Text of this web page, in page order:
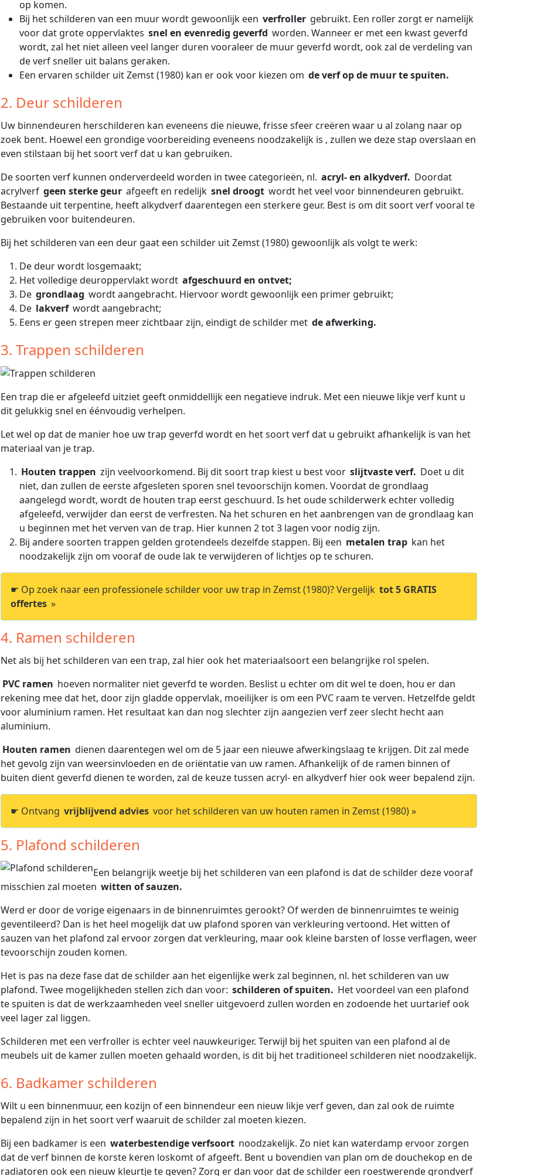
op komen.
Bij het schilderen van een muur wordt gewoonlijk een verfroller gebruikt. Een roller zorgt er namelijk
voor dat grote oppervlaktes snel en evenredig geverfd worden. Wanneer er met een kwast geverfd
wordt, zal het niet alleen veel langer duren vooraleer de muur geverfd wordt, ook zal de verdeling van
de verf sneller uit balans geraken.
Een ervaren schilder uit Zemst (1980) kan er ook voor kiezen om de verf op de muur te spuiten.
2. Deur schilderen
Uw binnendeuren herschilderen kan eveneens die nieuwe, frisse sfeer creëren waar u al zolang naar op
zoek bent. Hoewel een grondige voorbereiding eveneens noodzakelijk is , zullen we deze stap overslaan en
even stilstaan bij het soort verf dat u kan gebruiken.
De soorten verf kunnen onderverdeeld worden in twee categorieën, nl. acryl- en alkydverf. Doordat
acrylverf geen sterke geur afgeeft en redelijk snel droogt wordt het veel voor binnendeuren gebruikt.
Bestaande uit terpentine, heeft alkydverf daarentegen een sterkere geur. Best is om dit soort verf vooral te
gebruiken voor buitendeuren.
Bij het schilderen van een deur gaat een schilder uit Zemst (1980) gewoonlijk als volgt te werk:
De deur wordt losgemaakt;
Het volledige deuroppervlakt wordt afgeschuurd en ontvet;
De grondlaag wordt aangebracht. Hiervoor wordt gewoonlijk een primer gebruikt;
De lakverf wordt aangebracht;
Eens er geen strepen meer zichtbaar zijn, eindigt de schilder met de afwerking.
3. Trappen schilderen
Een trap die er afgeleefd uitziet geeft onmiddellijk een negatieve indruk. Met een nieuwe likje verf kunt u
dit gelukkig snel en éénvoudig verhelpen.
Let wel op dat de manier hoe uw trap geverfd wordt en het soort verf dat u gebruikt afhankelijk is van het
materiaal van je trap.
Houten trappen zijn veelvoorkomend. Bij dit soort trap kiest u best voor slijtvaste verf. Doet u dit
niet, dan zullen de eerste afgesleten sporen snel tevoorschijn komen. Voordat de grondlaag
aangelegd wordt, wordt de houten trap eerst geschuurd. Is het oude schilderwerk echter volledig
afgeleefd, verwijder dan eerst de verfresten. Na het schuren en het aanbrengen van de grondlaag kan
u beginnen met het verven van de trap. Hier kunnen 2 tot 3 lagen voor nodig zijn.
Bij andere soorten trappen gelden grotendeels dezelfde stappen. Bij een metalen trap kan het
noodzakelijk zijn om vooraf de oude lak te verwijderen of lichtjes op te schuren.
☛ Op zoek naar een professionele schilder voor uw trap in Zemst (1980)? Vergelijk tot 5 GRATIS
offertes »
4. Ramen schilderen
Net als bij het schilderen van een trap, zal hier ook het materiaalsoort een belangrijke rol spelen.
PVC ramen hoeven normaliter niet geverfd te worden. Beslist u echter om dit wel te doen, hou er dan
rekening mee dat het, door zijn gladde oppervlak, moeilijker is om een PVC raam te verven. Hetzelfde geldt
voor aluminium ramen. Het resultaat kan dan nog slechter zijn aangezien verf zeer slecht hecht aan
aluminium.
Houten ramen dienen daarentegen wel om de 5 jaar een nieuwe afwerkingslaag te krijgen. Dit zal mede
het gevolg zijn van weersinvloeden en de oriëntatie van uw ramen. Afhankelijk of de ramen binnen of
buiten dient geverfd dienen te worden, zal de keuze tussen acryl- en alkydverf hier ook weer bepalend zijn.
☛ Ontvang vrijblijvend advies voor het schilderen van uw houten ramen in Zemst (1980) »
5. Plafond schilderen
Een belangrijk weetje bij het schilderen van een plafond is dat de schilder deze vooraf
misschien zal moeten witten of sauzen.
Werd er door de vorige eigenaars in de binnenruimtes gerookt? Of werden de binnenruimtes te weinig
geventileerd? Dan is het heel mogelijk dat uw plafond sporen van verkleuring vertoond. Het witten of
sauzen van het plafond zal ervoor zorgen dat verkleuring, maar ook kleine barsten of losse verflagen, weer
tevoorschijn zouden komen.
Het is pas na deze fase dat de schilder aan het eigenlijke werk zal beginnen, nl. het schilderen van uw
plafond. Twee mogelijkheden stellen zich dan voor: schilderen of spuiten. Het voordeel van een plafond
te spuiten is dat de werkzaamheden veel sneller uitgevoerd zullen worden en zodoende het uurtarief ook
veel lager zal liggen.
Schilderen met een verfroller is echter veel nauwkeuriger. Terwijl bij het spuiten van een plafond al de
meubels uit de kamer zullen moeten gehaald worden, is dit bij het traditioneel schilderen niet noodzakelijk.
6. Badkamer schilderen
Wilt u een binnenmuur, een kozijn of een binnendeur een nieuw likje verf geven, dan zal ook de ruimte
bepalend zijn in het soort verf waaruit de schilder zal moeten kiezen.
Bij een badkamer is een waterbestendige verfsoort noodzakelijk. Zo niet kan waterdamp ervoor zorgen
dat de verf binnen de korste keren loskomt of afgeeft. Bent u bovendien van plan om de douchekop en de
radiatoren ook een nieuw kleurtje te geven? Zorg er dan voor dat de schilder een roestwerende grondverf